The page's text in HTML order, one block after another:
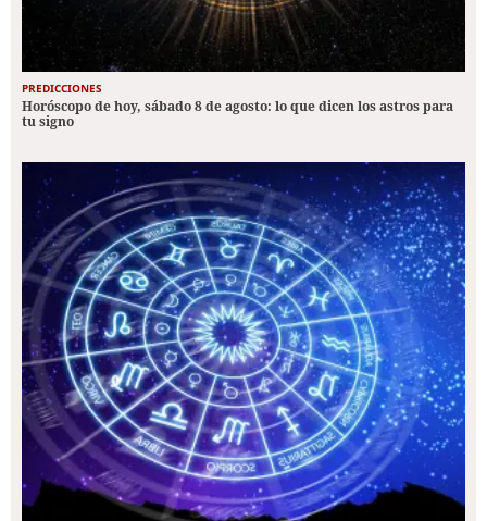
PREDICCIONES
Horóscopo de hoy, sábado 8 de agosto: lo que dicen los astros para
tu signo